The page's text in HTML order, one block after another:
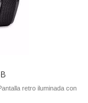
retro iluminada con